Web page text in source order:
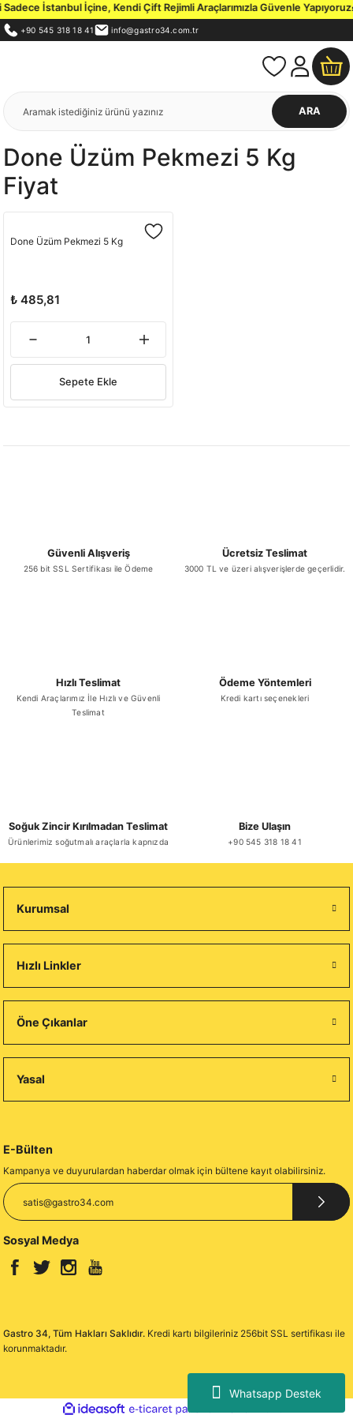
Whatsapp Destek
İstanbul İçine, Kendi Çift Rejimli Araçlarımızla Güvenle Yapıyoruz.
+90 545 318 18 41 info@gastro34.com.tr
ARA
Done Üzüm Pekmezi 5 Kg
Fiyat
Done Üzüm Pekmezi 5 Kg
₺ 485,81
Sepete Ekle
Güvenli Alışveriş
256 bit SSL Sertifikası ile Ödeme
Ücretsiz Teslimat
3000 TL ve üzeri alışverişlerde geçerlidir.
Hızlı Teslimat
Kendi Araçlarımız İle Hızlı ve Güvenli
Teslimat
Ödeme Yöntemleri
Kredi kartı seçenekleri
Soğuk Zincir Kırılmadan Teslimat
Ürünlerimiz soğutmalı araçlarla kapnızda
Bize Ulaşın
+90 545 318 18 41
Kurumsal
Hızlı Linkler
Öne Çıkanlar
Yasal
E-Bülten
Kampanya ve duyurulardan haberdar olmak için bültene kayıt olabilirsiniz.
Sosyal Medya
Gastro 34, Tüm Hakları Saklıdır. Kredi kartı bilgileriniz 256bit SSL sertifikası ile
korunmaktadır.
ideasoft